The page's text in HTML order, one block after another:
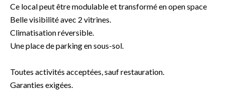
Ce local peut être modulable et transformé en open space
Belle visibilité avec 2 vitrines.
Climatisation réversible.
Une place de parking en sous-sol.
Toutes activités acceptées, sauf restauration.
Garanties exigées.